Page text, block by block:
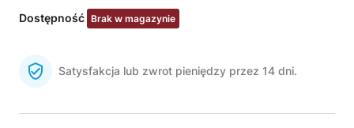
Dostępność Brak w magazynie
Satysfakcja lub zwrot pieniędzy przez 14 dni.